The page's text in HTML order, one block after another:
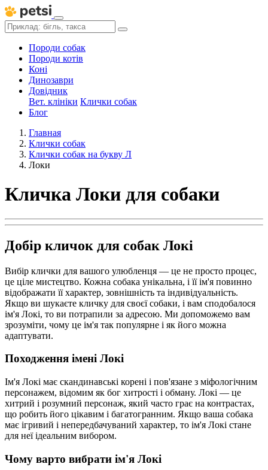
Породи собак
Породи котів
Коні
Динозаври
Довідник
Вет. клініки Клички собак
Блог
Главная
Клички собак
Клички собак на букву Л
Локи
Кличка Локи для собаки
Добір кличок для собак Локі
Вибір клички для вашого улюбленця — це не просто процес,
це ціле мистецтво. Кожна собака унікальна, і її ім'я повинно
відображати її характер, зовнішність та індивідуальність.
Якщо ви шукаєте кличку для своєї собаки, і вам сподобалося
ім'я Локі, то ви потрапили за адресою. Ми допоможемо вам
зрозуміти, чому це ім'я так популярне і як його можна
адаптувати.
Походження імені Локі
Ім'я Локі має скандинавські корені і пов'язане з міфологічним
персонажем, відомим як бог хитрості і обману. Локі — це
хитрий і розумний персонаж, який часто грає на контрастах,
що робить його цікавим і багатогранним. Якщо ваша собака
має ігривий і непередбачуваний характер, то ім'я Локі стане
для неї ідеальним вибором.
Чому варто вибрати ім'я Локі